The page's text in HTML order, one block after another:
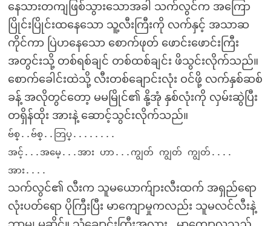
နေသားတကျဖြစ်သွားသောအခါ သက်လွင်က အကြော
ပြိုင်းပြိုင်းထနေသော သူ့လီးကြီးကို လက်နှင့် အသာဆ
ကိုင်ကာ ပြဲဟနေသော စောက်ဖုတ် ဖောင်းဖောင်းကြီး
အတွင်းသို့ တစ်ရစ်ချင် တစ်ထစ်ချင်း ဖိသွင်းလိုက်သည်။
စောက်ခေါင်းထဲသို့ လီးတစ်ချောင်းလုံး ဝင်ဖို့ လက်နှစ်ဆစ်
ခန့် အလိုတွင်တော့ မမမြိုင်၏ နို့အုံ နှစ်လုံးကို လှမ်းဆွဲပြီး
တရှိန်ထိုး အားနဲ့ ဆောင့်သွင်းလိုက်သည်။
ဗ်စ္..ဗ်စ္..ဘြပ္........
အင့်...အမေ့...အား ဟာ...ကျွတ် ကျွတ် ကျွတ်....
အား....
သက်လွင်၏ လီးက သူမယောက်ျားလီးထက် အရှည်ရော
လုံးပတ်ရော ပိုကြီးပြီး မာကျောမှုကလည်း သူမလင်လီးနဲ့